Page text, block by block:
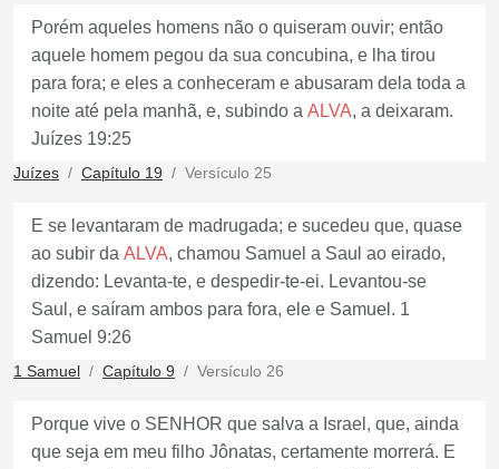
Porém aqueles homens não o quiseram ouvir; então
aquele homem pegou da sua concubina, e lha tirou
para fora; e eles a conheceram e abusaram dela toda a
noite até pela manhã, e, subindo a ALVA, a deixaram.
Juízes 19:25
Juízes Capítulo 19 Versículo 25
E se levantaram de madrugada; e sucedeu que, quase
ao subir da ALVA, chamou Samuel a Saul ao eirado,
dizendo: Levanta-te, e despedir-te-ei. Levantou-se
Saul, e saíram ambos para fora, ele e Samuel. 1
Samuel 9:26
1 Samuel Capítulo 9 Versículo 26
Porque vive o SENHOR que salva a Israel, que, ainda
que seja em meu filho Jônatas, certamente morrerá. E